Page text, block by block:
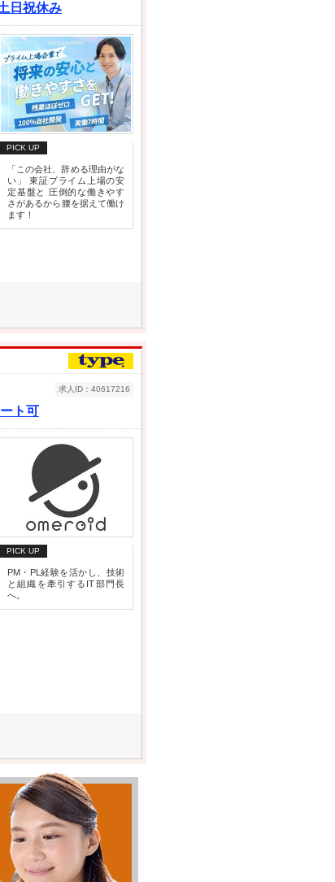
日祝休み
PICK UP
「この会社、辞める理由がな
い」 東証プライム上場の安
定基盤と 圧倒的な働きやす
さがあるから腰を据えて働け
ます！
ト可
求人ID：40617216
PICK UP
PM・PL経験を活かし、技術
と組織を牽引するIT部門長
へ。